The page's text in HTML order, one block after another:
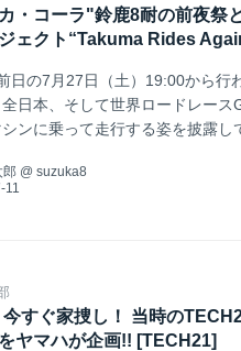
・コーラ"鈴鹿8耐の前夜祭
ェクト“Takuma Rides
日の7月27日（土）19:00から行
日本、そして世界ロードレー
ンに乗って走行する姿を披露
郎 @ suzuka8
すぐ家捜し！ 当時の
ヤマハが企画!! [TECH21]